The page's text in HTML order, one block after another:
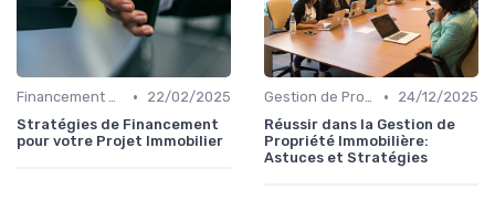
Financement et Prêts Immobiliers •
22/02/2025
Stratégies de Financement
pour votre Projet Immobilier
Gestion de Propriété •
24/12/2025
Réussir dans la Gestion de
Propriété Immobilière:
Astuces et Stratégies